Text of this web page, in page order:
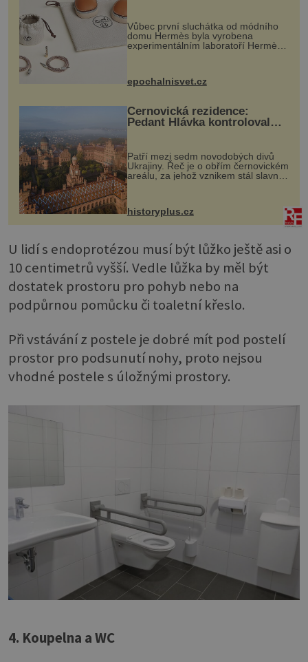
Vůbec první sluchátka od módního
domu Hermès byla vyrobena
experimentálním laboratoří Hermès
kovový...
epochalnisvet.cz
Černovická rezidence:
Pedant Hlávka kontroloval
Patří mezi sedm novodobých divů
Ukrajiny. Řeč je o obřím černovickém
areálu, za jehož vznikem stál slavný
český architekt Josef Hlávka. Ten si
na něm dal mimořádně záležet. Jeho
historyplus.cz
U lidí s endoprotézou musí být lůžko ještě asi o
10 centimetrů vyšší. Vedle lůžka by měl být
dostatek prostoru pro pohyb nebo na
podpůrnou pomůcku či toaletní křeslo.
Při vstávání z postele je dobré mít pod postelí
prostor pro podsunutí nohy, proto nejsou
vhodné postele s úložnými prostory.
4. Koupelna a WC